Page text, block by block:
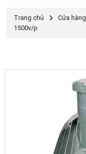
Trang chủ Cửa hàng
1500v/p